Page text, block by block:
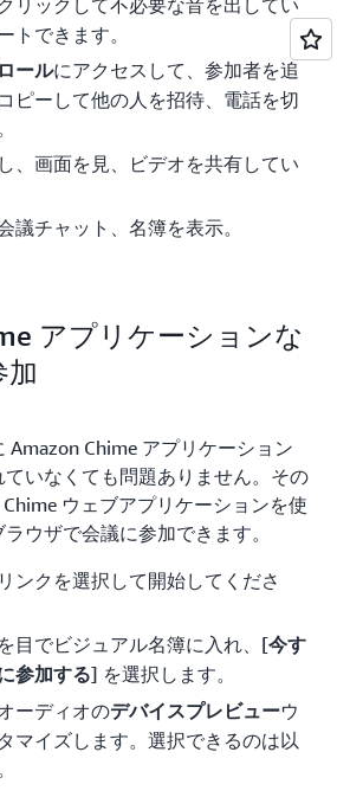
リックして不必要な音を出してい
トできます。
ールにアクセスして、参加者を追
ピーして他の人を招待、電話を切
、画面を見、ビデオを共有してい
議チャット、名簿を表示。
アプリケーションな
加
Amazon Chime アプリケーション
いなくても問題ありません。その
ウェブアプリケーションを使
ウザで会議に参加できます。
ンクを選択して開始してくださ
目でビジュアル名簿に入れ、[今す
参加する] を選択します。
ーディオのデバイスプレビューウ
マイズします。選択できるのは以